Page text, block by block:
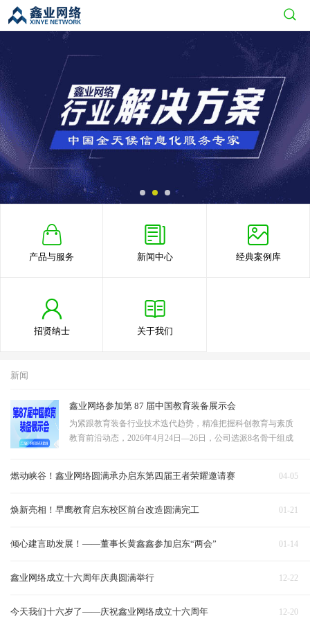
产品与服务 新闻中心 经典案例库
招贤纳士 关于我们
新闻
鑫业网络参加第 87 届中国教育装备展示会
为紧跟教育装备行业技术迭代趋势，精准把握科创教育与素质
教育前沿动态，2026年4月24日—26日，公司选派8名骨干组成
示墙三大核心领域深度研学，全面吸收行…
04-05
燃动峡谷！鑫业网络圆满承办启东第四届王者荣耀邀请赛
01-21
焕新亮相！早鹰教育启东校区前台改造圆满完工
01-14
倾心建言助发展！——董事长黄鑫鑫参加启东“两会”
12-22
鑫业网络成立十六周年庆典圆满举行
12-20
今天我们十六岁了——庆祝鑫业网络成立十六周年